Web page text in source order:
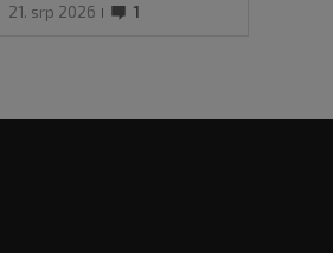
očekivao!?
21. srp 2026 1